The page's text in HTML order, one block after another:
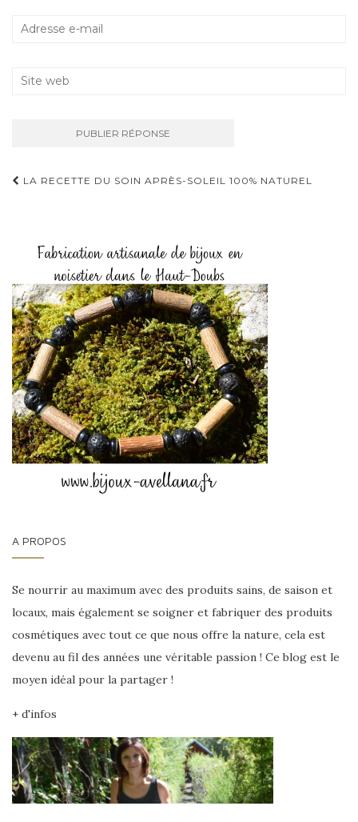
LA RECETTE DU SOIN APRÈS-SOLEIL 100% NATUREL
A PROPOS
Se nourrir au maximum avec des produits sains, de saison et
locaux, mais également se soigner et fabriquer des produits
cosmétiques avec tout ce que nous offre la nature, cela est
devenu au fil des années une véritable passion ! Ce blog est le
moyen idéal pour la partager !
+ d'infos